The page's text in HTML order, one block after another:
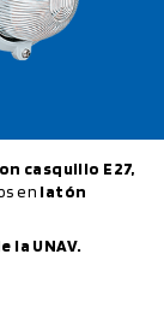
casquillo E27,
en latón
la UNAV.